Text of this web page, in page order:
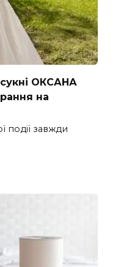
сукні ОКСАНА
на
події завжди